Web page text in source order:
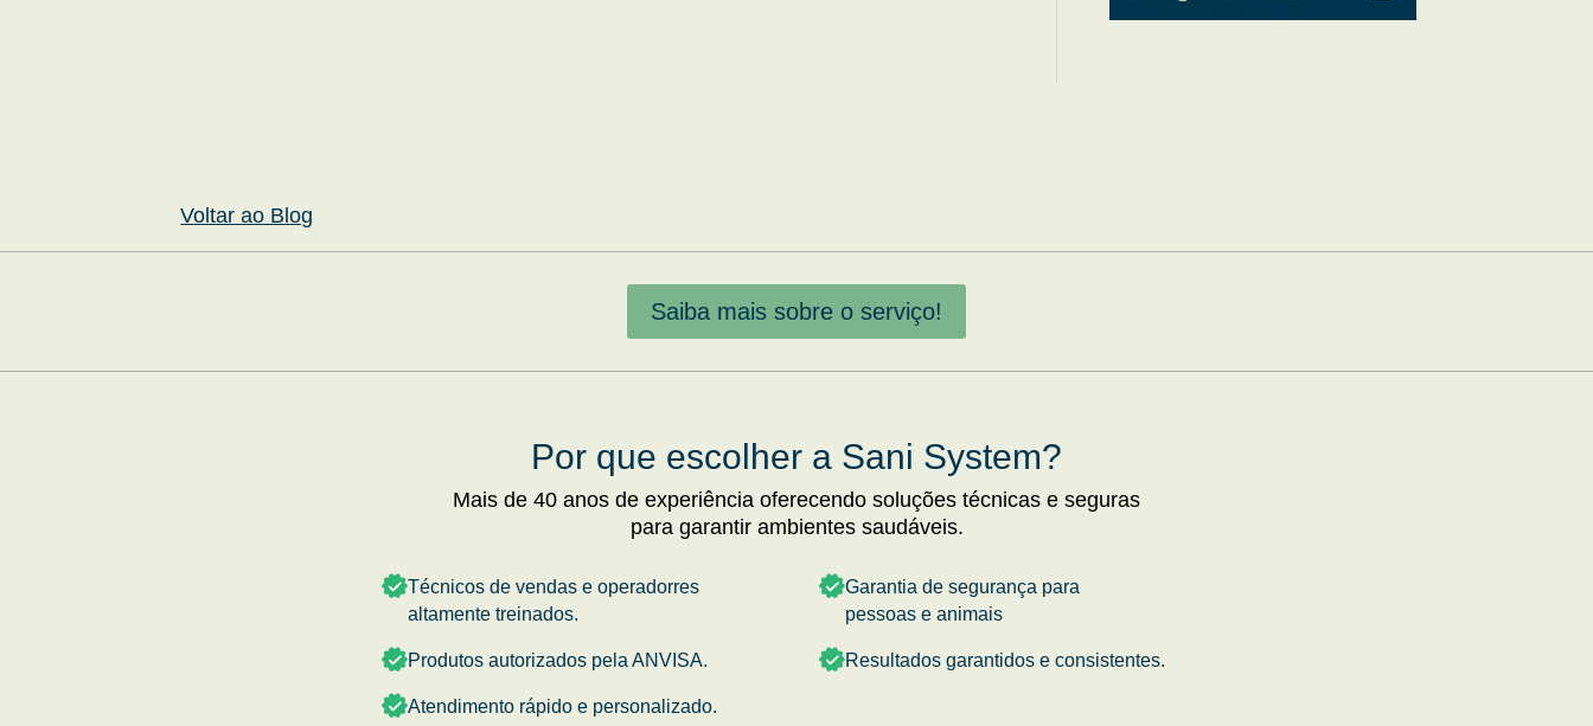
Voltar ao Blog
Saiba mais sobre o serviço!
Por que escolher a Sani System?
Mais de 40 anos de experiência oferecendo soluções técnicas e seguras
para garantir ambientes saudáveis.
Técnicos de vendas e operadorres
altamente treinados.
Produtos autorizados pela ANVISA.
Atendimento rápido e personalizado.
Garantia de segurança para
pessoas e animais
Resultados garantidos e consistentes.